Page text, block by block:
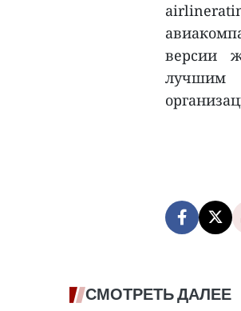
версии
лучшим
СМОТРЕТЬ ДАЛЕЕ